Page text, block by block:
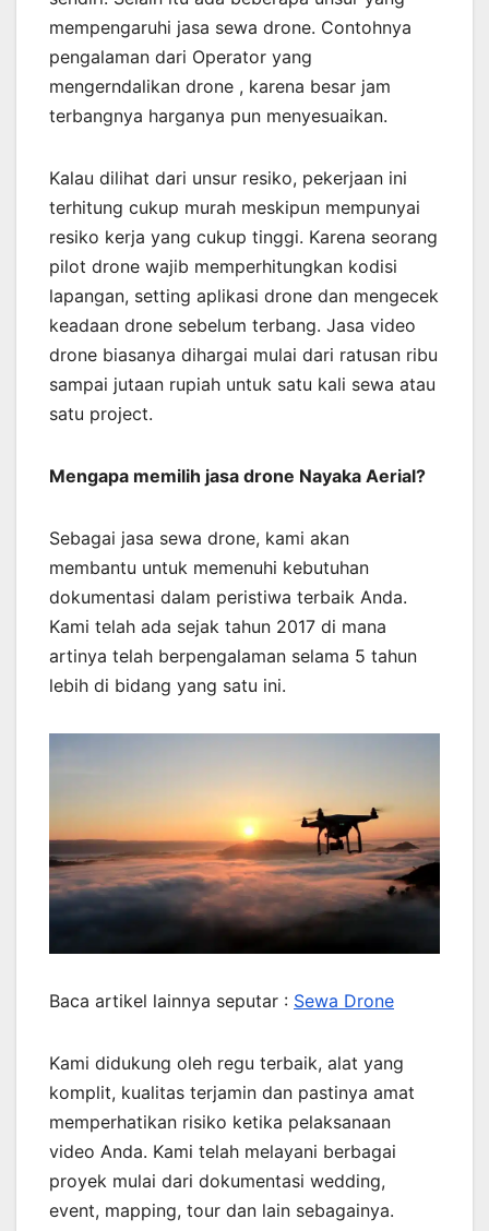
mempengaruhi jasa sewa drone. Contohnya
pengalaman dari Operator yang
mengerndalikan drone , karena besar jam
terbangnya harganya pun menyesuaikan.
Kalau dilihat dari unsur resiko, pekerjaan ini
terhitung cukup murah meskipun mempunyai
resiko kerja yang cukup tinggi. Karena seorang
pilot drone wajib memperhitungkan kodisi
lapangan, setting aplikasi drone dan mengecek
keadaan drone sebelum terbang. Jasa video
drone biasanya dihargai mulai dari ratusan ribu
sampai jutaan rupiah untuk satu kali sewa atau
satu project.
Mengapa memilih jasa drone Nayaka Aerial?
Sebagai jasa sewa drone, kami akan
membantu untuk memenuhi kebutuhan
dokumentasi dalam peristiwa terbaik Anda.
Kami telah ada sejak tahun 2017 di mana
artinya telah berpengalaman selama 5 tahun
lebih di bidang yang satu ini.
Baca artikel lainnya seputar : Sewa Drone
Kami didukung oleh regu terbaik, alat yang
komplit, kualitas terjamin dan pastinya amat
memperhatikan risiko ketika pelaksanaan
video Anda. Kami telah melayani berbagai
proyek mulai dari dokumentasi wedding,
event, mapping, tour dan lain sebagainya.